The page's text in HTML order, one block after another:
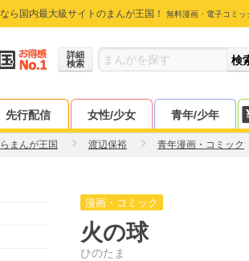
ら国内最大級サイトのまんが王国！ 無料漫画・電子コミ
詳細
検索
先行配信 女性/少女 青年/少年
まんが王国 渡辺保裕 青年漫画・コミック
漫画・コミック
火の球
ひのたま